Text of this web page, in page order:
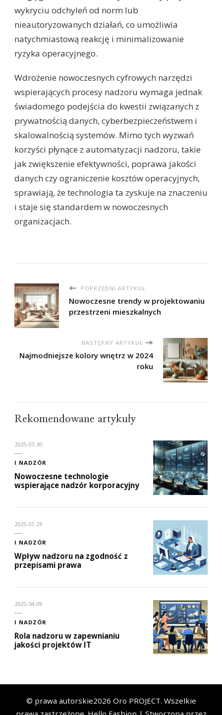
wykryciu odchyleń od norm lub
nieautoryzowanych działań, co umożliwia
natychmiastową reakcję i minimalizowanie
ryzyka operacyjnego.
Wdrożenie nowoczesnych cyfrowych narzędzi
wspierających procesy nadzoru wymaga jednak
świadomego podejścia do kwestii związanych z
prywatnością danych, cyberbezpieczeństwem i
skalowalnością systemów. Mimo tych wyzwań
korzyści płynące z automatyzacji nadzoru, takie
jak zwiększenie efektywności, poprawa jakości
danych czy ograniczenie kosztów operacyjnych,
sprawiają, że technologia ta zyskuje na znaczeniu
i staje się standardem w nowoczesnych
organizacjach.
POPRZEDNI ARTYKUŁ
Nowoczesne trendy w projektowaniu
przestrzeni mieszkalnych
NASTĘPNY ARTYKUŁ
Najmodniejsze kolory wnętrz w 2024
roku
Rekomendowane artykuły
2025-07-30
I NADZÓR
Nowoczesne technologie
wspierające nadzór korporacyjny
2025-01-29
I NADZÓR
Wpływ nadzoru na zgodność z
przepisami prawa
2025-04-09
I NADZÓR
Rola nadzoru w zapewnianiu
jakości projektów IT
© prawa autorskie2026 Oro PROJECT. Wszelkie